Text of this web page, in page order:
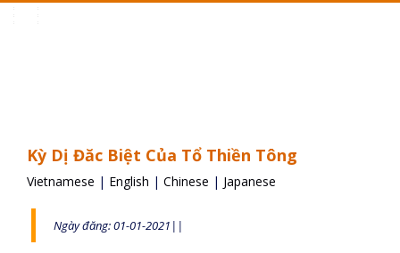
Kỳ Dị Đăc Biệt Của Tổ Thiền Tông
Vietnamese | English | Chinese | Japanese
Ngày đăng: 01-01-2021||